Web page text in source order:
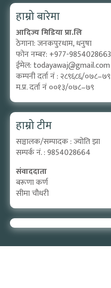
हाम्रो बारेमा
आदिज्य मिडिया प्रा.लि
ठेगाना: जनकपुरधाम, धनुषा
फोन नम्बर: +977-9854028663
ईमेल: todayawaj@gmail.com
कम्पनी दर्ता नं : २८९६८६/०७८–७९
म.प्र. दर्ता नं ००१३/०७८–७९
हाम्रो टीम
सञ्चालक/सम्पादक : ज्योति झा
सम्पर्क नं. : 9854028664
संवाददाता
बरूणा कर्ण
सीमा चौधरी